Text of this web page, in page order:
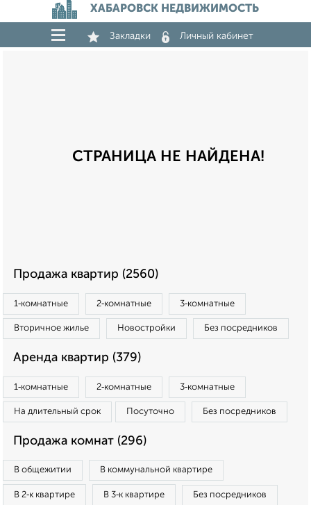
ХАБАРОВСК НЕДВИЖИМОСТЬ
Закладки Личный кабинет
СТРАНИЦА НЕ НАЙДЕНА!
Продажа квартир (2560)
1‑комнатные 2‑комнатные 3‑комнатные
Вторичное жилье Новостройки Без посредников
Аренда квартир (379)
1‑комнатные 2‑комнатные 3‑комнатные
На длительный срок Посуточно Без посредников
Продажа комнат (296)
В общежитии В коммунальной квартире
В 2‑к квартире В 3‑к квартире Без посредников